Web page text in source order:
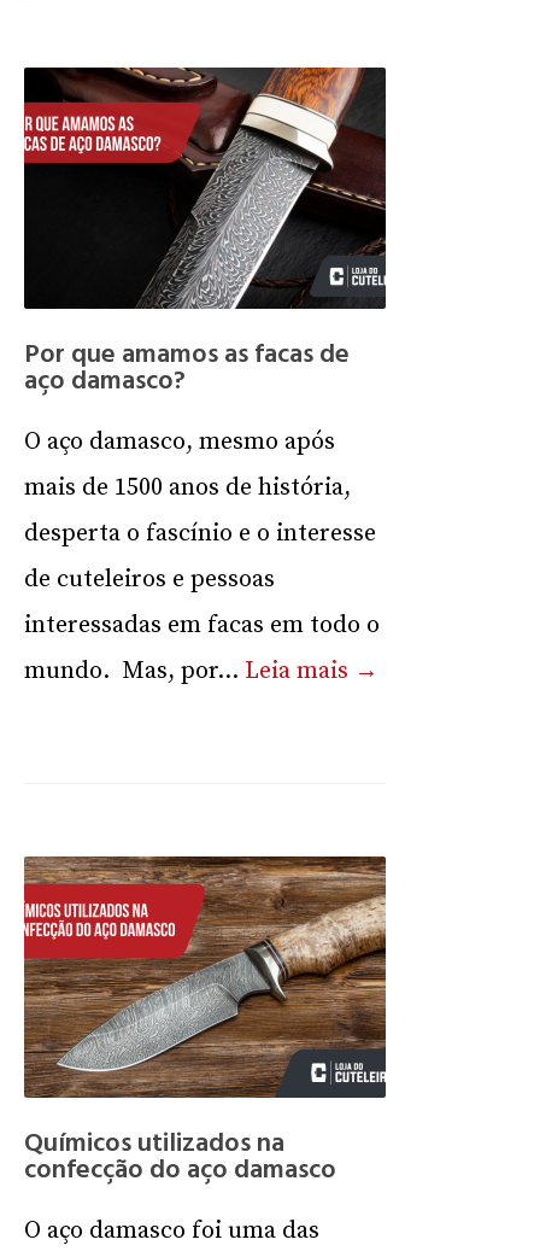
Por que amamos as facas de
aço damasco?
O aço damasco, mesmo após
mais de 1500 anos de história,
desperta o fascínio e o interesse
de cuteleiros e pessoas
interessadas em facas em todo o
mundo. Mas, por... Leia mais →
Químicos utilizados na
confecção do aço damasco
O aço damasco foi uma das